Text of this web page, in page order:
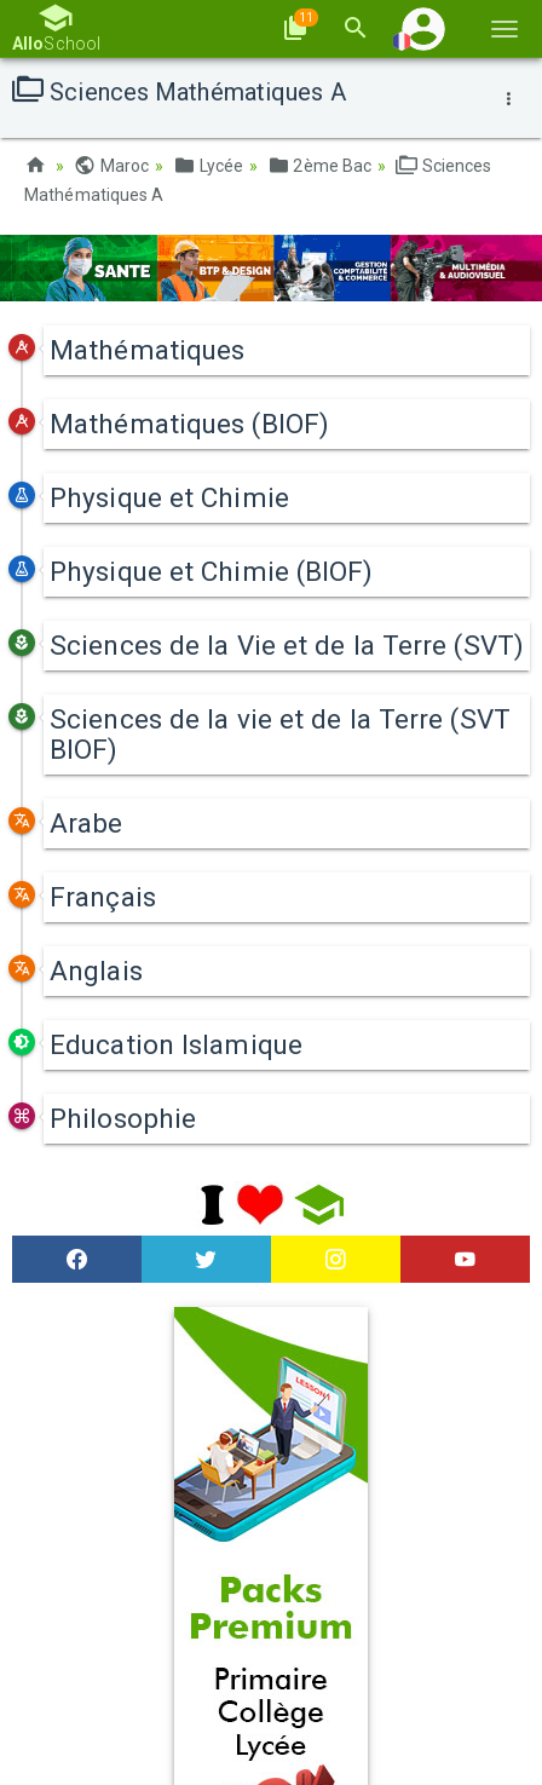
la
AlloSchool
11
Sciences Mathématiques A
Maroc Lycée 2ème Bac
Sciences
Mathématiques A
Mathématiques
Mathématiques (BIOF)
Physique et Chimie
Physique et Chimie (BIOF)
Sciences de la Vie et de la Terre (SVT)
Sciences de la vie et de la Terre (SVT
BIOF)
Arabe
Français
Anglais
Education Islamique
Philosophie